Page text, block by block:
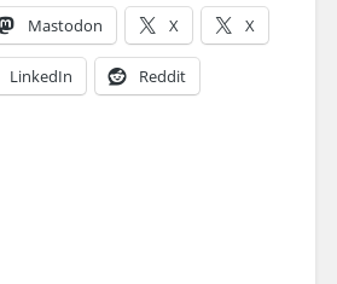
Mastodon X X
LinkedIn Reddit